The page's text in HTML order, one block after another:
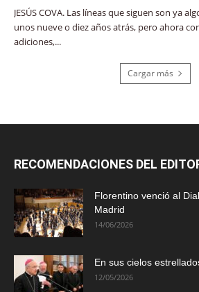
JESÚS COVA. Las líneas que siguen son ya
unos nueve o diez años atrás, pero ahora
adiciones,...
Cargar más
RECOMENDACIONES DEL
Florentino venció al
Madrid
14/06/2026
En sus cielos
12/05/2026